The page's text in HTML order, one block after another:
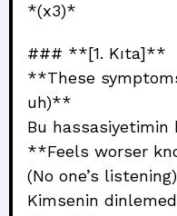
*(x3)*
### **[1. Kıta]**
**These
uh)**
Bu hassasiyetimin
**Feels worser
(No one’s
Kimsenin